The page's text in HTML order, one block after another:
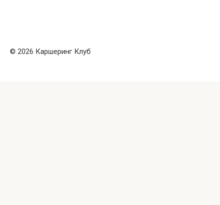
© 2026 Каршеринг Клуб